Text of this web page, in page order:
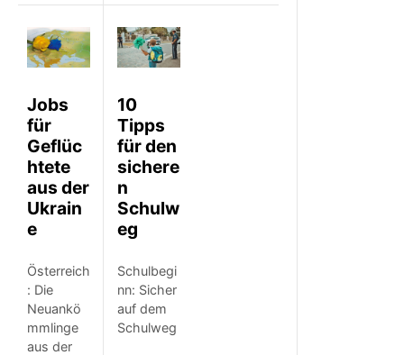
Jobs
für
Geflüc
htete
aus der
Ukrain
e
Österreich
: Die
Neuankö
mmlinge
aus der
10
Tipps
für den
sichere
n
Schulw
eg
Schulbegi
nn: Sicher
auf dem
Schulweg